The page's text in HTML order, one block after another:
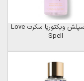
بادی اسپلش ویکتوریا سکرت Love
Spell